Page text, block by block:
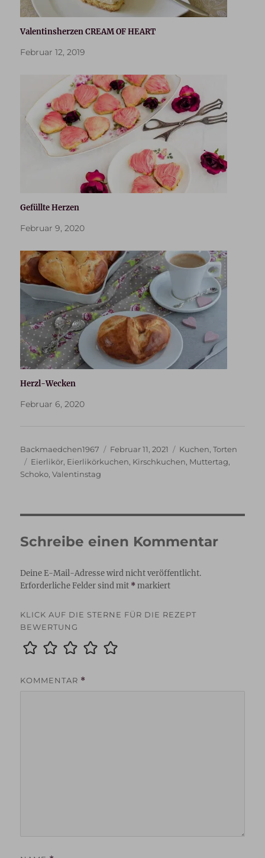
Valentinsherzen CREAM OF HEART
Februar 12, 2019
Gefüllte Herzen
Februar 9, 2020
Herzl-Wecken
Februar 6, 2020
Autor
Backmaedchen1967
Veröffentlicht
am
Februar 11, 2021 Kategorien
Kuchen,Torten
Schlagwörter
Eierlikör, Eierlikörkuchen, Kirschkuchen, Muttertag,
Schoko,Valentinstag
Schreibe einen Kommentar
Deine E-Mail-Adresse wird nicht veröffentlicht.
Erforderliche Felder sind mit *markiert
KLICK AUF DIE STERNE FÜR DIE REZEPT
BEWERTUNG
KOMMENTAR *